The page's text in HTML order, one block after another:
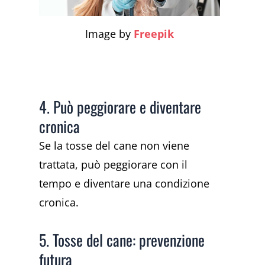
Image by Freepik
4. Può peggiorare e diventare
cronica
Se la tosse del cane non viene
trattata, può peggiorare con il
tempo e diventare una condizione
cronica.
5. Tosse del cane: prevenzione
futura